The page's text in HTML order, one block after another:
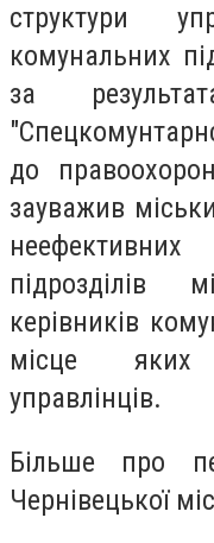
структури
комунальних
за
до
зауважив
неефективних
підрозділів
керівників
місце яких
управлінців.
Більше про
Чернівецької